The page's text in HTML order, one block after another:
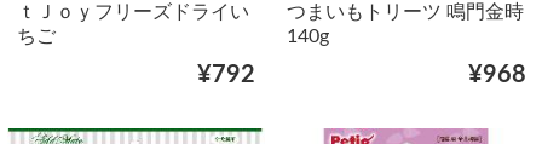
ｔＪｏｙフリーズドライい
ちご
¥792
つまいもトリーツ 鳴門金時
140g
¥968